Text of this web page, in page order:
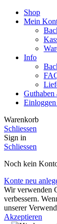
Shop
Mein
Info
Guthaben
Warenkorb
Schliessen
Sign in
Schliessen
Noch kein
Konte neu
Wir verwenden
verbessern.
unserer
Akzeptieren